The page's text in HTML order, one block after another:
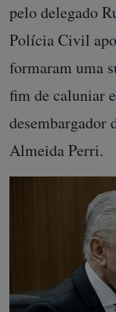
pelo delegado
Polícia Civil
formaram uma
fim de caluniar
desembargador
Almeida Perri.